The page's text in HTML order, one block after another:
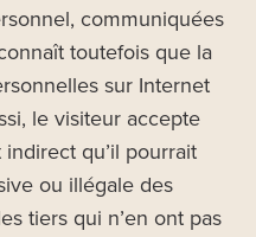
communiquées
toutefois que la
sur Internet
le visiteur accepte
qu’il pourrait
ou illégale des
tiers qui n’en ont pas